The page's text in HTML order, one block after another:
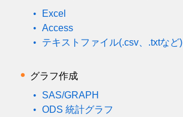
Excel
Access
テキストファイル(.csv、.txtなど)
グラフ作成
SAS/GRAPH
ODS 統計グラフ